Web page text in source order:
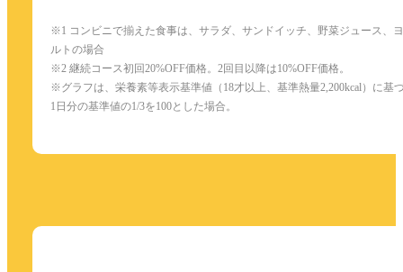
※1 コンビニで揃えた食事は、サラダ、サンドイッチ、野菜ジュース、
ルトの場合
※2 継続コース初回20%OFF価格。2回目以降は10%OFF価格。
※グラフは、栄養素等表示基準値（18才以上、基準熱量2,200kcal）に基
1日分の基準値の1/3を100とした場合。